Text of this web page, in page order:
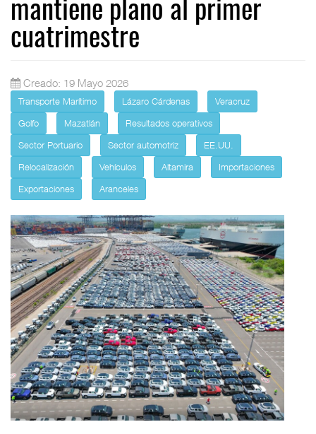
mantiene plano al primer
cuatrimestre
Creado: 19 Mayo 2026
Transporte Marítimo Lázaro Cárdenas
Veracruz
Golfo
Mazatlán
Resultados operativos
Sector Portuario
Sector automotriz
EE.UU.
Relocalización
Vehículos Altamira
Importaciones
Exportaciones
Aranceles